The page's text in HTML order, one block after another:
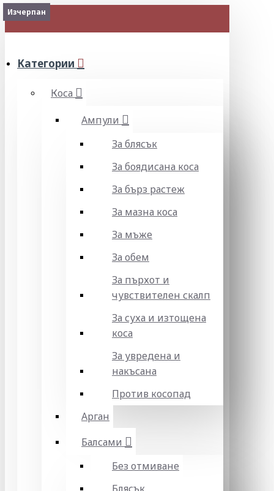
МЕНЮ
Категории
Коса
Ампули
За блясък
За боядисана коса
За бърз растеж
За мазна коса
За мъже
За обем
За пърхот и
чувствителен скалп
За суха и изтощена
коса
За увредена и
накъсана
Против косопад
Арган
Балсами
Без отмиване
Изчерпан
Изчерпан